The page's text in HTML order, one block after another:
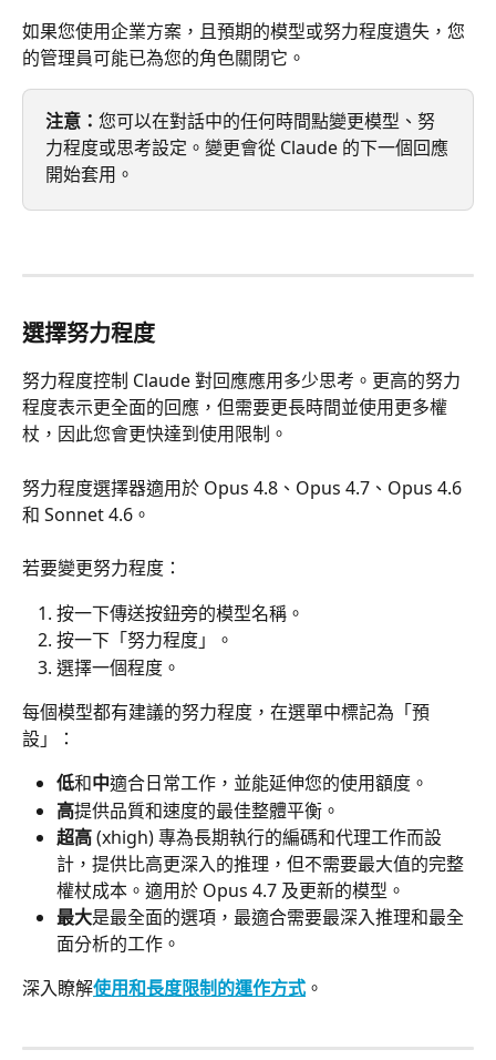
如果您使用企業方案，且預期的模型或努力程度遺失，您
的管理員可能已為您的角色關閉它。
注意： 您可以在對話中的任何時間點變更模型、努
力程度或思考設定。變更會從 Claude 的下一個回應
開始套用。
選擇努力程度
努力程度控制 Claude 對回應應用多少思考。更高的努力
程度表示更全面的回應，但需要更長時間並使用更多權
杖，因此您會更快達到使用限制。
努力程度選擇器適用於 Opus 4.8、Opus 4.7、Opus 4.6
和 Sonnet 4.6。
若要變更努力程度：
按一下傳送按鈕旁的模型名稱。
按一下「努力程度」。
選擇一個程度。
每個模型都有建議的努力程度，在選單中標記為「預
設」：
低和中適合日常工作，並能延伸您的使用額度。
高提供品質和速度的最佳整體平衡。
超高 (xhigh) 專為長期執行的編碼和代理工作而設
計，提供比高更深入的推理，但不需要最大值的完整
權杖成本。適用於 Opus 4.7 及更新的模型。
最大是最全面的選項，最適合需要最深入推理和最全
面分析的工作。
深入瞭解使用和長度限制的運作方式 。